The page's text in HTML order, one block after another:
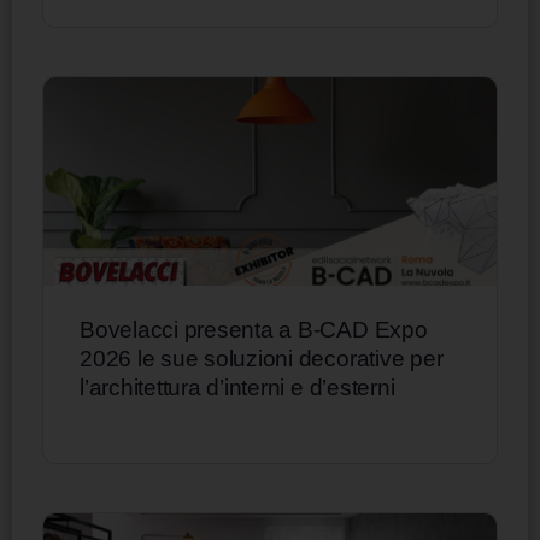
Bovelacci presenta a B-CAD Expo
2026 le sue soluzioni decorative per
l’architettura d’interni e d’esterni